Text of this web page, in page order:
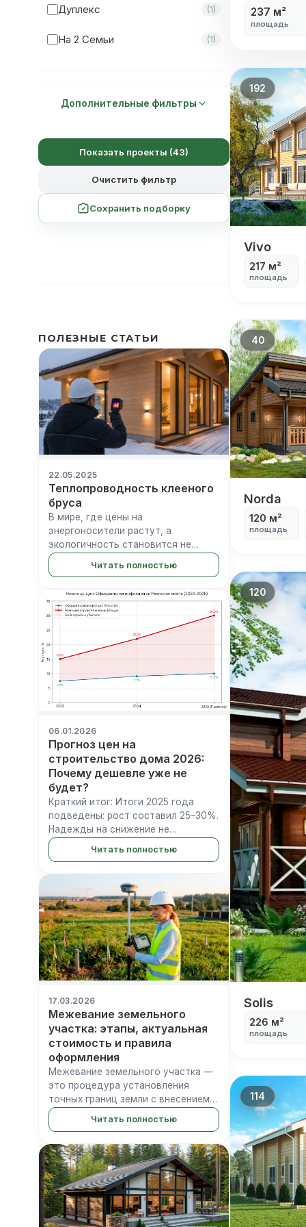
Дуплекс (1)
На 2 Семьи (1)
Дополнительные фильтры
Показать проекты (43)
Очистить фильтр
Сохранить подборку
ПОЛЕЗНЫЕ СТАТЬИ
22.05.2025
Теплопроводность клееного
бруса
В мире, где цены на
энергоносители растут, а
экологичность становится не
просто модным трендом, а
необходимостью, выбор
превращается в стратегическое
решение. Клееный брус —
материал, который в...
Читать полностью
06.01.2026
Прогноз цен на
строительство дома 2026:
Почему дешевле уже не
будет?
Краткий итог: Итоги 2025 года
подведены: рост составил 25–30%.
Надежды на снижение не
оправдались. Введение эскроу-
счетов (с марта прошлого года) и
рынок. Прогноз на 2026 год&#8230;
Читать полностью
17.03.2026
Межевание земельного
участка: этапы, актуальная
стоимость и правила
оформления
Межевание земельного участка —
это процедура установления
точных границ земли с внесением
координат в ЕГРН. При отсутствии
этих данных Росреестр в
приостанавливает регистрацию
сделок купли-продажи...
Читать полностью
237 м²
площадь
192
Vivo
Vivo
217 м²
площадь
40
Norda
Norda
120 м²
площадь
120
Solis
Solis
226 м²
площадь
114